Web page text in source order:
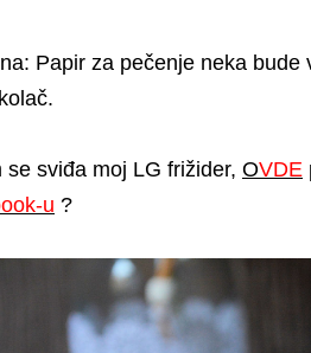
Papir za pečenje neka
se sviđa moj LG frižider, OVDE
u ?